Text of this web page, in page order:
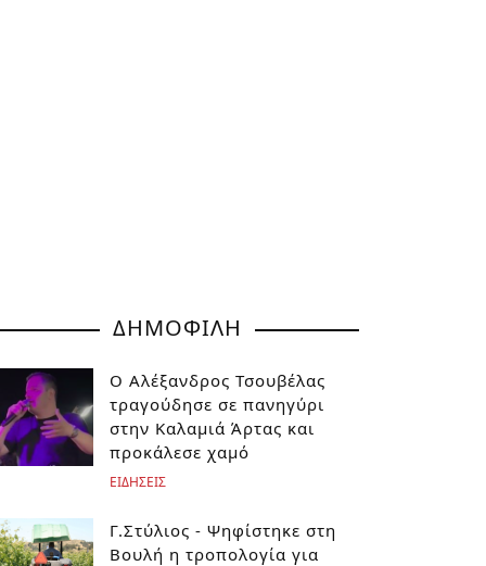
ΔΗΜΟΦΙΛΗ
Ο Αλέξανδρος Τσουβέλας
τραγούδησε σε πανηγύρι
στην Καλαμιά Άρτας και
προκάλεσε χαμό
ΕΙΔΗΣΕΙΣ
Γ.Στύλιος - Ψηφίστηκε στη
Βουλή η τροπολογία για